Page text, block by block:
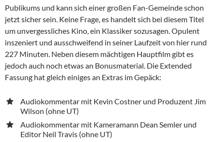
Publikums und kann sich einer großen Fan-Gemeinde schon
jetzt sicher sein. Keine Frage, es handelt sich bei diesem Titel
um unvergessliches Kino, ein Klassiker sozusagen. Opulent
inszeniert und ausschweifend in seiner Laufzeit von hier rund
227 Minuten. Neben diesem mächtigen Hauptfilm gibt es
jedoch auch noch etwas an Bonusmaterial. Die Extended
Fassung hat gleich einiges an Extras im Gepäck:
Audiokommentar mit Kevin Costner und Produzent Jim
Wilson (ohne UT)
Audiokommentar mit Kameramann Dean Semler und
Editor Neil Travis (ohne UT)